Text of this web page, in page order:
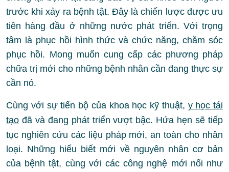
trước khi xảy ra bệnh tật. Đây là chiến lược được ưu
tiên hàng đầu ở những nước phát triển. Với trọng
tâm là phục hồi hình thức và chức năng, chăm sóc
phục hồi. Mong muốn cung cấp các phương pháp
chữa trị mới cho những bệnh nhân cần đang thực sự
cần nó.
Cùng với sự tiến bộ của khoa học kỹ thuật, y học tái
tạo đã và đang phát triển vượt bậc. Hứa hẹn sẽ tiếp
tục nghiên cứu các liệu pháp mới, an toàn cho nhân
loại. Những hiểu biết mới về nguyên nhân cơ bản
của bệnh tật, cùng với các công nghệ mới nổi như